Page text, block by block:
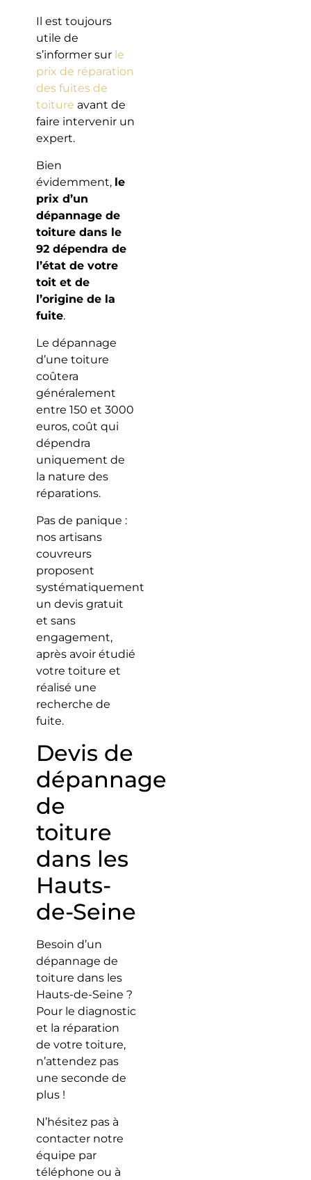
Il est toujours
utile de
s’informer sur le
prix de réparation
des fuites de
toiture avant de
faire intervenir un
expert.
Bien
évidemment, le
prix d’un
dépannage de
toiture dans le
92 dépendra de
l’état de votre
toit et de
l’origine de la
fuite.
Le dépannage
d’une toiture
coûtera
généralement
entre 150 et 3000
euros, coût qui
dépendra
uniquement de
la nature des
réparations.
Pas de panique :
nos artisans
couvreurs
proposent
systématiquement
un devis gratuit
et sans
engagement,
après avoir étudié
votre toiture et
réalisé une
recherche de
fuite.
Devis de
dépannage
de
toiture
dans les
Hauts-
de-Seine
Besoin d’un
dépannage de
toiture dans les
Hauts-de-Seine ?
Pour le diagnostic
et la réparation
de votre toiture,
n’attendez pas
une seconde de
plus !
N’hésitez pas à
contacter notre
équipe par
téléphone ou à